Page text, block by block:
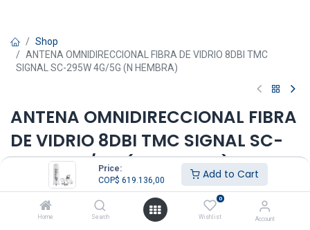
Price:
COP$ 619.136,00 Add to Cart
Home Search
0
Wishlist Account
Shop
ANTENA OMNIDIRECCIONAL FIBRA DE VIDRIO 8DBI TMC
SIGNAL SC-295W 4G/5G (N HEMBRA)
ANTENA OMNIDIRECCIONAL FIBRA
DE VIDRIO 8DBI TMC SIGNAL SC-
295W 4G/5G (N HEMBRA)
COP$619.136,00 IVA Incluido COP$619.136,00 /
Unidades)